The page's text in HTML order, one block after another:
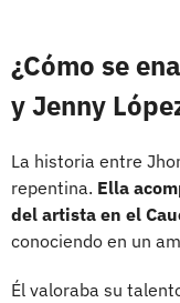
¿Cómo se
y Jenny
La historia entre
repentina. Ella
del artista en el
conociendo en un
Él valoraba su